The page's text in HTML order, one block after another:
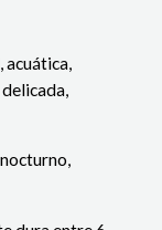
acuática,